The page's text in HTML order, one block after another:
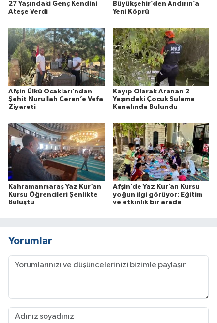
27 Yaşındaki Genç Kendini
Ateşe Verdi
Büyükşehir’den Andırın’a
Yeni Köprü
Afşin Ülkü Ocakları’ndan
Şehit Nurullah Ceren’e Vefa
Ziyareti
Kayıp Olarak Aranan 2
Yaşındaki Çocuk Sulama
Kanalında Bulundu
Kahramanmaraş Yaz Kur’an
Kursu Öğrencileri Şenlikte
Buluştu
Afşin’de Yaz Kur’an Kursu
yoğun ilgi görüyor: Eğitim
ve etkinlik bir arada
Yorumlar